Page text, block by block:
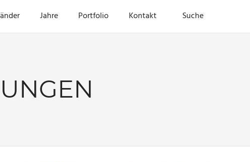
Jahre Portfolio Kontakt Suche